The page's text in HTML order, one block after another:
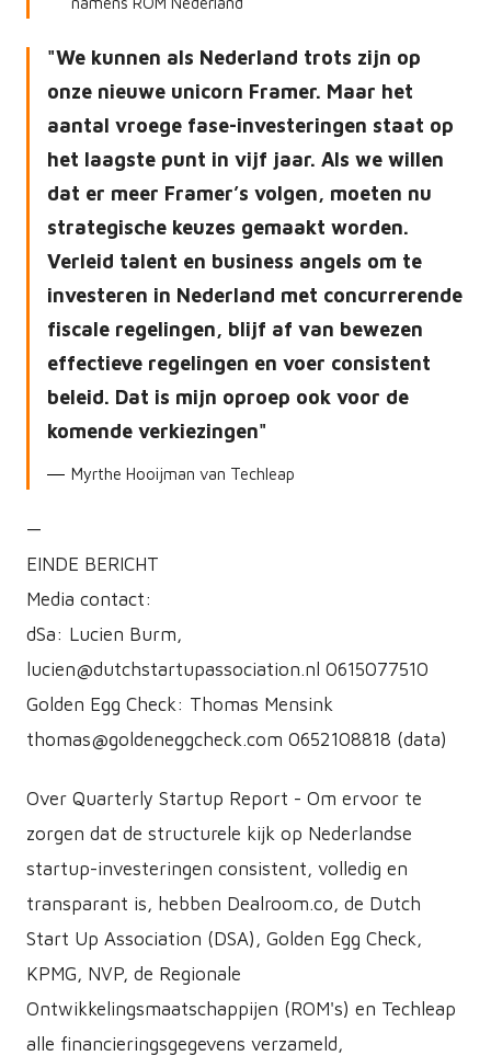
We kunnen als Nederland trots zijn op
onze nieuwe unicorn Framer. Maar het
aantal vroege fase-investeringen staat op
het laagste punt in vijf jaar. Als we willen
dat er meer Framer’s volgen, moeten nu
strategische keuzes gemaakt worden.
Verleid talent en business angels om te
investeren in Nederland met concurrerende
fiscale regelingen, blijf af van bewezen
effectieve regelingen en voer consistent
beleid. Dat is mijn oproep ook voor de
komende verkiezingen
Myrthe Hooijman van Techleap
—
EINDE BERICHT
Media contact:
dSa: Lucien Burm,
lucien@dutchstartupassociation.nl 0615077510
Golden Egg Check: Thomas Mensink
thomas@goldeneggcheck.com 0652108818 (data)
Over Quarterly Startup Report - Om ervoor te
zorgen dat de structurele kijk op Nederlandse
startup-investeringen consistent, volledig en
transparant is, hebben Dealroom.co, de Dutch
Start Up Association (DSA), Golden Egg Check,
KPMG, NVP, de Regionale
Ontwikkelingsmaatschappijen (ROM's) en Techleap
alle financieringsgegevens verzameld,